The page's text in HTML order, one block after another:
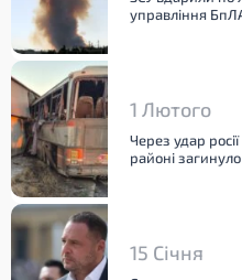
управління
1 Лютого
Через удар
районі
15 Січня